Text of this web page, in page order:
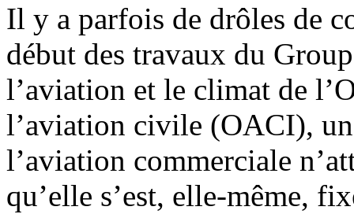
Il y a parfois de drôles de
début des travaux du
l’aviation et le climat de
l’aviation civile (OACI), un
l’aviation commerciale
qu’elle s’est, elle-même,